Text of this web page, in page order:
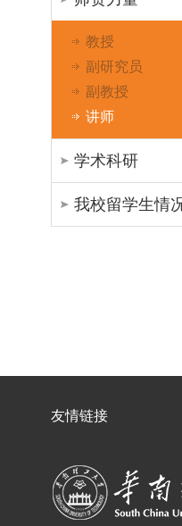
教授
副研究员
副教授
讲师
学术科研
我校留学生情
友情链接